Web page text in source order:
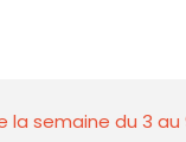
la semaine du 3